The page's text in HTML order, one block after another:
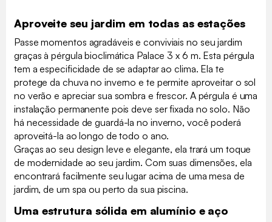
Aproveite seu jardim em todas as estações
Passe momentos agradáveis e conviviais no seu jardim
graças à pérgula bioclimática Palace 3 x 6 m. Esta pérgula
tem a especificidade de se adaptar ao clima. Ela te
protege da chuva no inverno e te permite aproveitar o sol
no verão e apreciar sua sombra e frescor. A pérgula é uma
instalação permanente pois deve ser fixada no solo. Não
há necessidade de guardá-la no inverno, você poderá
aproveitá-la ao longo de todo o ano.
Graças ao seu design leve e elegante, ela trará um toque
de modernidade ao seu jardim. Com suas dimensões, ela
encontrará facilmente seu lugar acima de uma mesa de
jardim, de um spa ou perto da sua piscina.
Uma estrutura sólida em alumínio e aço